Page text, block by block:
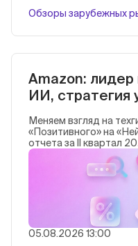
Обзоры зарубежных
Amazon:
ИИ, стратегия
Меняем взгляд на
«Позитивного» на
отчета за II квартал
достигла нашей
Удержание позиций
наиболее разумным.
05.08.2026 13:00